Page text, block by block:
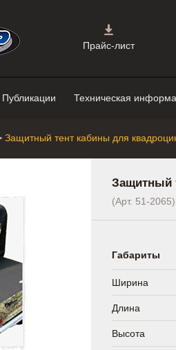
Прайс-лист
Публикации Техническая
"Поросенок". Главная страница.
Защитный
(Арт. 51-2065)
Габариты
Ширина
Длина
Высота